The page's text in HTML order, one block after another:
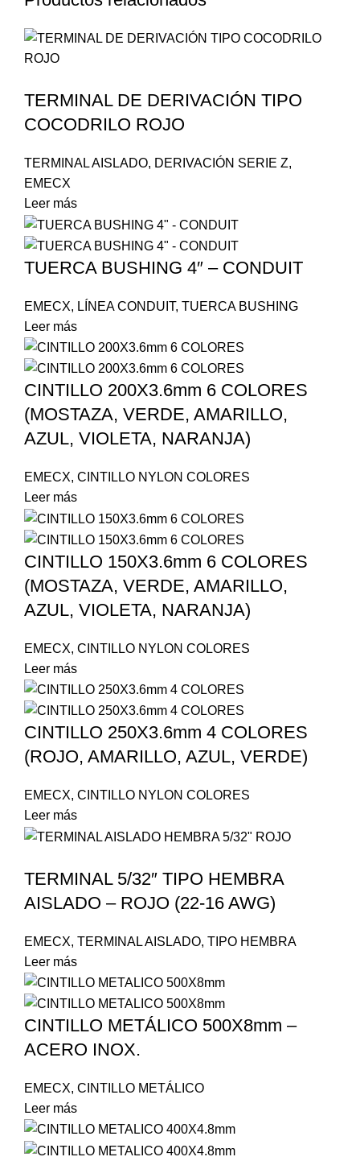
TERMINAL DE DERIVACIÓN TIPO
COCODRILO ROJO
TERMINAL AISLADO, DERIVACIÓN SERIE Z,
EMECX
Leer más
TUERCA BUSHING 4″ – CONDUIT
EMECX, LÍNEA CONDUIT, TUERCA BUSHING
Leer más
CINTILLO 200X3.6mm 6 COLORES
(MOSTAZA, VERDE, AMARILLO,
AZUL, VIOLETA, NARANJA)
EMECX, CINTILLO NYLON COLORES
Leer más
CINTILLO 150X3.6mm 6 COLORES
(MOSTAZA, VERDE, AMARILLO,
AZUL, VIOLETA, NARANJA)
EMECX, CINTILLO NYLON COLORES
Leer más
CINTILLO 250X3.6mm 4 COLORES
(ROJO, AMARILLO, AZUL, VERDE)
EMECX, CINTILLO NYLON COLORES
Leer más
TERMINAL 5/32″ TIPO HEMBRA
AISLADO – ROJO (22-16 AWG)
EMECX, TERMINAL AISLADO, TIPO HEMBRA
Leer más
CINTILLO METÁLICO 500X8mm –
ACERO INOX.
EMECX, CINTILLO METÁLICO
Leer más